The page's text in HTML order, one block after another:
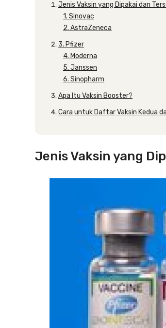
Jenis Vaksin yang Dipakai dan
1. Sinovac
2. AstraZeneca
3. Pfizer
4. Moderna
5. Janssen
6. Sinopharm
Apa Itu Vaksin Booster?
Cara untuk Daftar Vaksin Kedua
Jenis Vaksin yang